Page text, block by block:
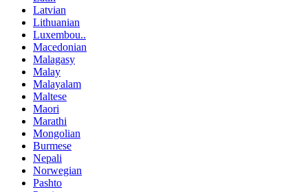
Latvian
Lithuanian
Luxembou..
Macedonian
Malagasy
Malay
Malayalam
Maltese
Maori
Marathi
Mongolian
Burmese
Nepali
Norwegian
Pashto